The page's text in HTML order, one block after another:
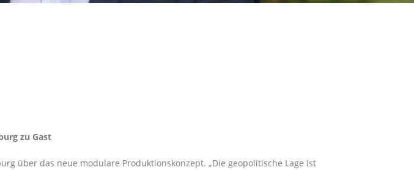
zu Gast
über das neue modulare Produktionskonzept. „Die geopolitische Lage ist